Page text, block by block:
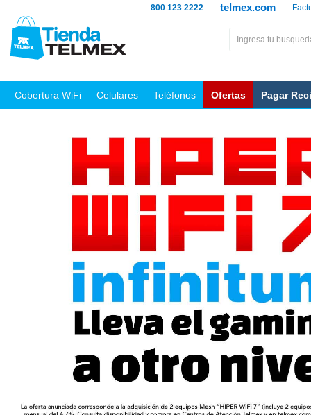
telmex.com
800 123 2222
Cobertura WiFi Celulares Teléfonos Ofertas Pagar